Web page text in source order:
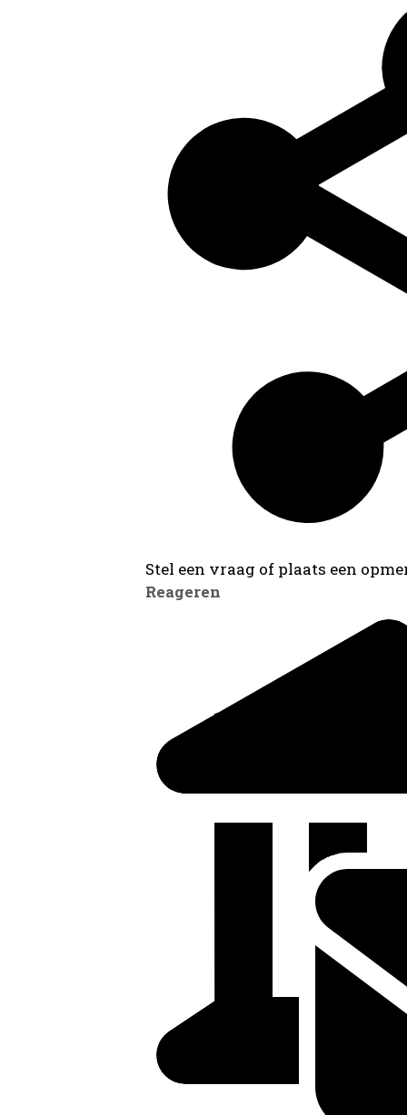
Stel een vraag of plaats een
Reageren